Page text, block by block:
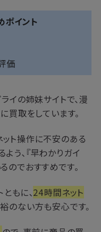
ポイント
価
イの姉妹サイトで、漫
買取をしています。
ト操作に不安のある
う、『早わかりガイ
のでおすすめです。
もに、24時間ネット
のない方も安心です。